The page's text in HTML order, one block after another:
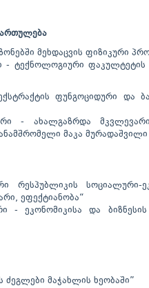
მეხდაცვის ფიზიკური
- ტექნოლოგიური ფაკულტეტის
ფუნგოციდური და
- ახალგაზრდა
მაკა მურადაშვილი
რესპუბლიკის სოციალური-
ეფექტიანობა“
- ეკონომიკისა და
მაჭახლის ხეობაში”